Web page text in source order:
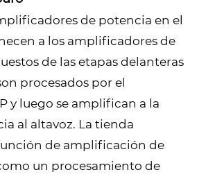
de potencia en el
a los amplificadores de
de las etapas delanteras
procesados ​​por el
y luego se amplifican a la
al altavoz. La tienda
de amplificación de
un procesamiento de